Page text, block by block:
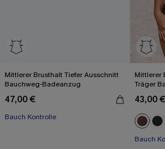
Mittlerer Brusthalt Tiefer Ausschnitt
Bauchweg-Badeanzug
47,00 €
Bauch Kontrolle
Mittlerer
Träger
43,00 €
Bauch